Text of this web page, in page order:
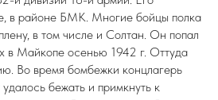
в районе БМК. Многие бойцы полка
в том числе и Солтан. Он попал
в Майкопе осенью 1942 г. Оттуда
Во время бомбежки концлагерь
бежать и примкнуть к